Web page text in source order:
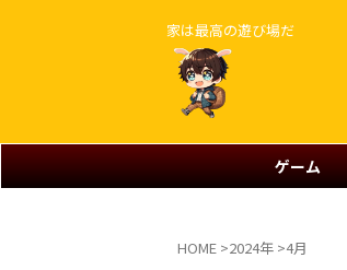
家は最高の遊び場だ
ゲーム
HOME >2024年 >4月